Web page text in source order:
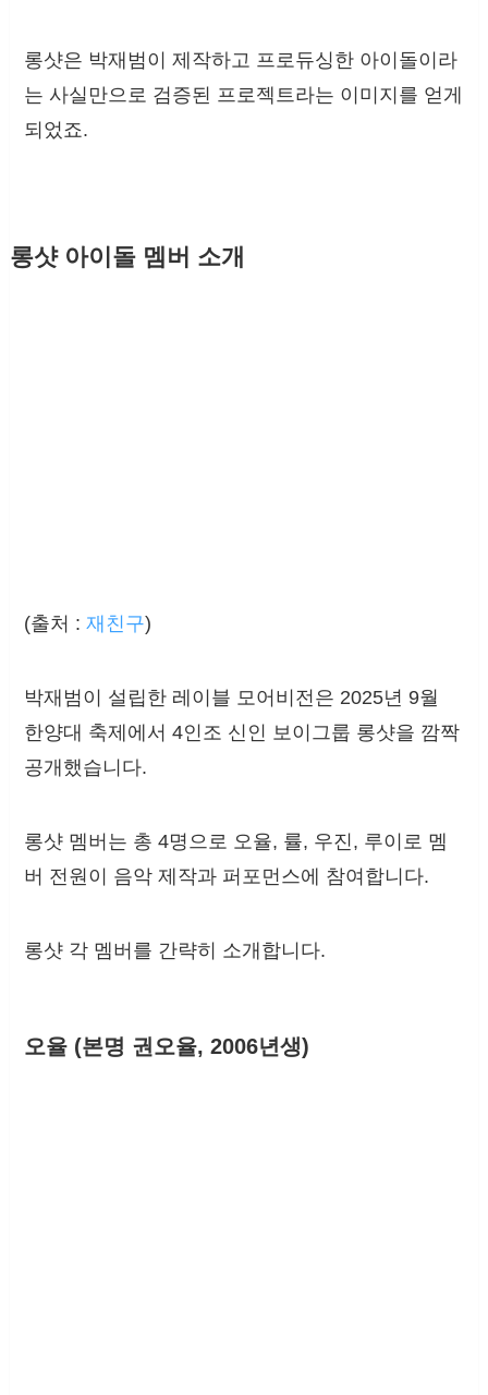
롱샷은 박재범이 제작하고 프로듀싱한 아이돌이라
는 사실만으로 검증된 프로젝트라는 이미지를 얻게
되었죠.
롱샷 아이돌 멤버 소개
(출처 :재친구)
박재범이 설립한 레이블 모어비전은 2025년 9월
한양대 축제에서 4인조 신인 보이그룹 롱샷을 깜짝
공개했습니다.
롱샷 멤버는 총 4명으로 오율, 률, 우진, 루이로 멤
버 전원이 음악 제작과 퍼포먼스에 참여합니다.
롱샷 각 멤버를 간략히 소개합니다.
오율 (본명 권오율, 2006년생)